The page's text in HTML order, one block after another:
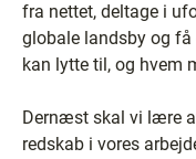
fra nettet, deltage i
globale landsby og
kan lytte til, og hvem
Dernæst skal vi lære
redskab i vores